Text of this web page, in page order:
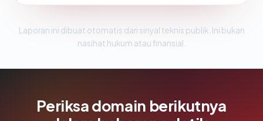
Laporan ini dibuat otomatis dari sinyal teknis publik. Ini bukan
nasihat hukum atau finansial.
Periksa domain berikutnya